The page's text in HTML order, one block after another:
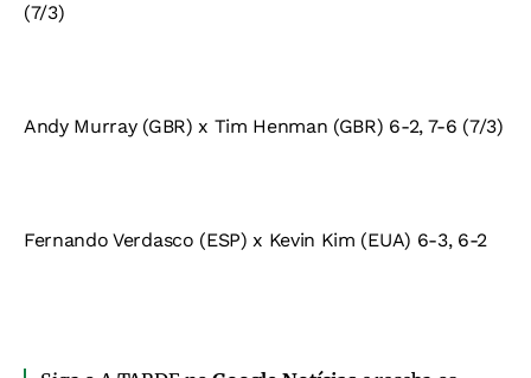
(7/3)
Andy Murray (GBR) x Tim Henman (GBR) 6-2, 7-6 (7/3)
Fernando Verdasco (ESP) x Kevin Kim (EUA) 6-3, 6-2